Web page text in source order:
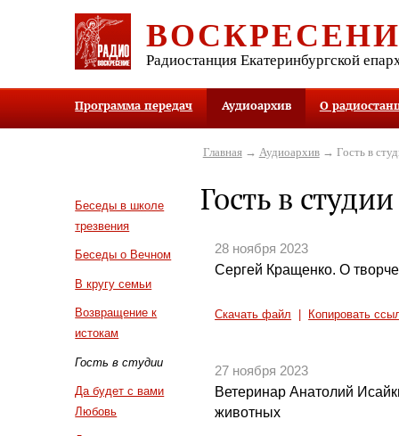
Радиостанция Екатеринбургской
Программа передач Аудиоархив О
Беседы в школе
трезвения
Беседы о Вечном
В кругу семьи
Возвращение к
истокам
Гость в студии
Да будет с вами
Любовь
Главная→ Аудиоархив→ Гость в
Гость в студии
28 ноября 2023
Сергей Кращенко. О
Скачать файл Копировать
27 ноября 2023
Ветеринар Анатолий
животных